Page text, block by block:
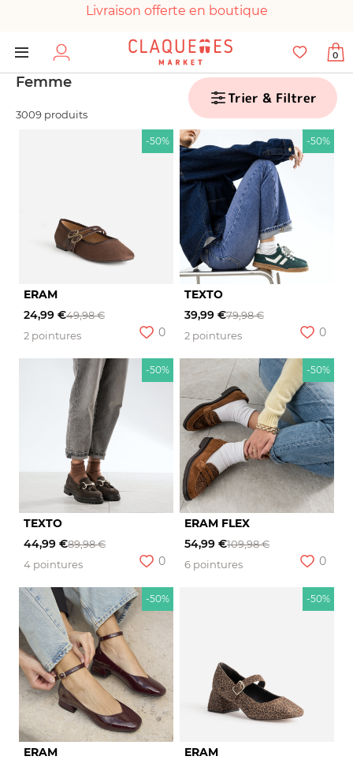
Livraison offerte en boutique
Paiement 100% sécurisé
Chaussures garanties en parfait état
0
Femme
3009 produits
Trier & Filtrer
-50%
ERAM
24,99 €49,98 €
2 pointures
0
-50%
TEXTO
39,99 €79,98 €
2 pointures
0
-50%
TEXTO
44,99 €89,98 €
4 pointures
0
-50%
ERAM FLEX
54,99 €109,98 €
6 pointures
0
-50%
ERAM
-50%
ERAM